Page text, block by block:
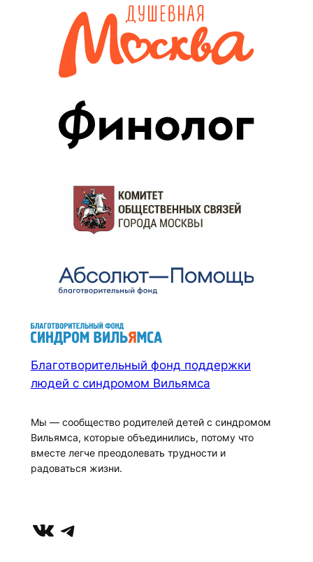
Благотворительный фонд поддержки
людей с синдромом Вильямса
Мы — сообщество родителей детей с синдромом
Вильямса, которые объединились, потому что
вместе легче преодолевать трудности и
радоваться жизни.
https://vk.com/club43257464 Telegram